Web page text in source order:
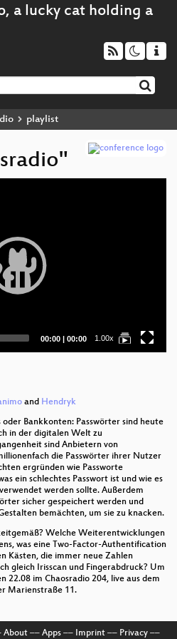
playlist
Current
00:00 | Total
00:00 1.00x
and Hendryk
Bankkonten: Passwörter sind heute
in der digitalen Welt zu
sind Anbietern von
die Passwörter ihrer Nutzer
ergründen wie Passworte
ein schlechtes Passwort ist und wie es
werden sollte. Außerdem
sicher gespeichert werden und
bemächten, um sie zu knacken.
Welche Weiterentwicklungen
was eine Two-Factor-Authentification
Kästen, die immer neue Zahlen
gleich Irisscan und Fingerabdruck? Um
22.08 im Chaosradio 204, live aus dem
Marienstraße 11.
About–– Apps–– Imprint–– Privacy––